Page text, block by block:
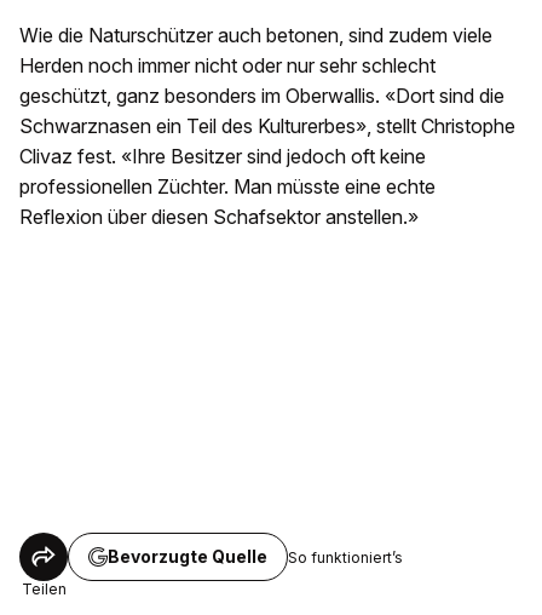
Wie die Naturschützer auch betonen, sind zudem viele
Herden noch immer nicht oder nur sehr schlecht
geschützt, ganz besonders im Oberwallis. «Dort sind die
Schwarznasen ein Teil des Kulturerbes», stellt Christophe
Clivaz fest. «Ihre Besitzer sind jedoch oft keine
professionellen Züchter. Man müsste eine echte
Reflexion über diesen Schafsektor anstellen.»
Teilen
Bevorzugte Quelle So funktioniert’s